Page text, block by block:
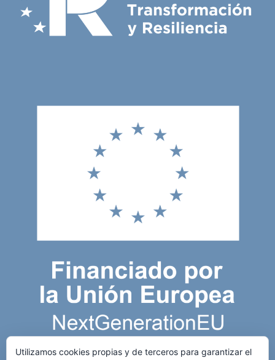
Utilizamos cookies propias y de terceros para garantizar el